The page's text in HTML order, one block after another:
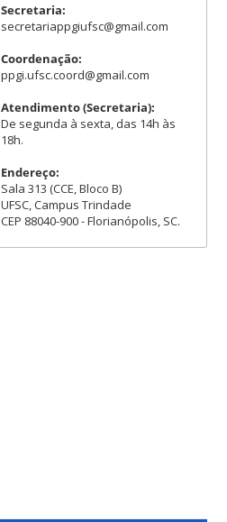
Secretaria:
secretariappgiufsc@gmail.com
Coordenação:
ppgi.ufsc.coord@gmail.com
Atendimento (Secretaria):
De segunda à sexta, das 14h às
18h.
Endereço:
Sala 313 (CCE, Bloco B)
UFSC, Campus Trindade
CEP 88040-900 - Florianópolis, SC.